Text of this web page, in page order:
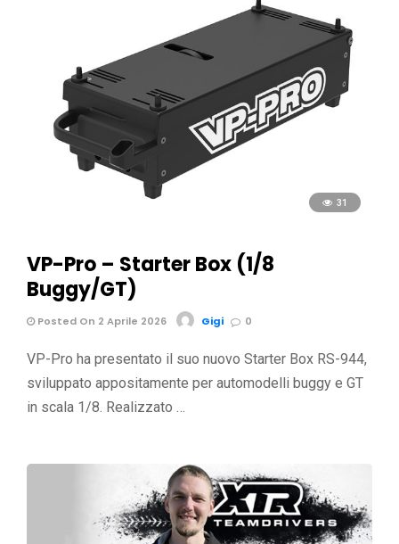
31
VP-Pro – Starter Box (1/8
Buggy/GT)
Posted On 2 Aprile 2026 Gigi 0
VP-Pro ha presentato il suo nuovo Starter Box RS-944,
sviluppato appositamente per automodelli buggy e GT
in scala 1/8. Realizzato …